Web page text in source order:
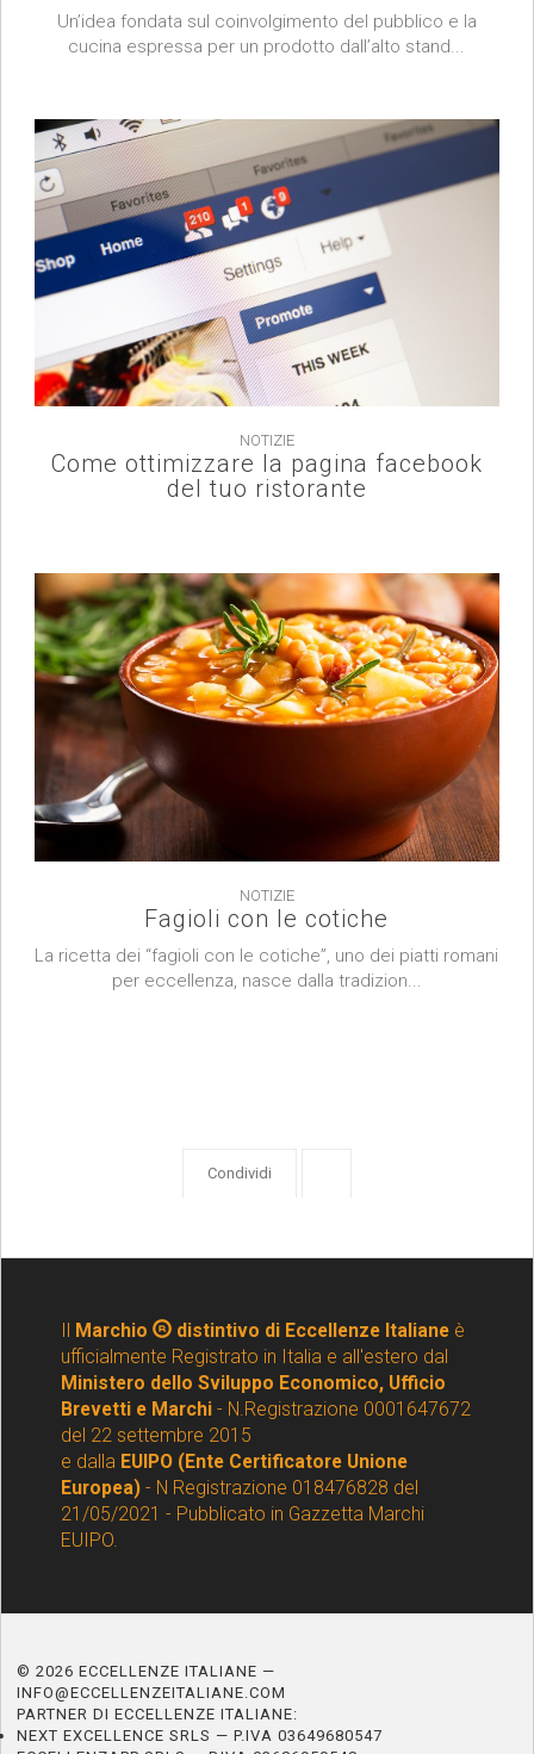
Un’idea fondata sul coinvolgimento del pubblico e la
cucina espressa per un prodotto dall’alto stand...
NOTIZIE
Come ottimizzare la pagina facebook
del tuo ristorante
NOTIZIE
Fagioli con le cotiche
La ricetta dei “fagioli con le cotiche”, uno dei piatti romani
per eccellenza, nasce dalla tradizion...
Condividi
Il Marchio distintivo di Eccellenze Italianeè
ufficialmente Registrato in Italia e all'estero dal
Ministero dello Sviluppo Economico, Ufficio
Brevetti e Marchi - N.Registrazione 0001647672
del 22 settembre 2015
e dalla EUIPO (Ente Certificatore Unione
Europea) - N Registrazione 018476828 del
21/05/2021 - Pubblicato in Gazzetta Marchi
EUIPO.
© 2026 ECCELLENZE ITALIANE —
INFO@ECCELLENZEITALIANE.COM
PARTNER DI ECCELLENZE ITALIANE:
NEXT EXCELLENCE SRLS — P.IVA 03649680547